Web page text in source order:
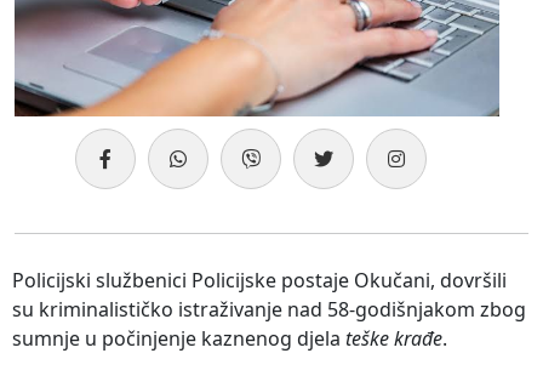
Policijski službenici Policijske postaje Okučani, dovršili
su kriminalističko istraživanje nad 58-godišnjakom zbog
sumnje u počinjenje kaznenog djela teške krađe.